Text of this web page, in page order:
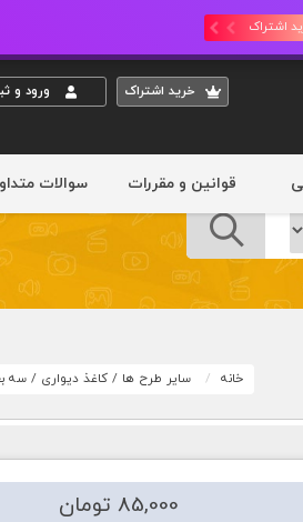
اشتراک
خريد اشتراک ورود و
قوانین و مقررات سوالات
خانه سایر طرح ها / کاغذ دیواری / سه
85,000 تومان